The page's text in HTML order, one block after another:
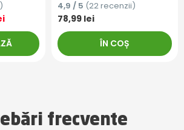
4,9 / 5 (22 recenzii)
78,99 lei
ÎN COȘ
frecvente